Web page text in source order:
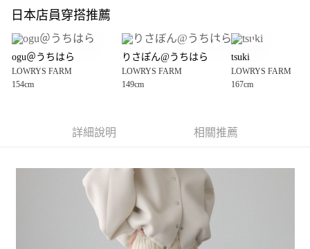
全盈+PAY
大哥付你分期
【大哥付你分期使用說明】
1.本服務由台灣大哥大提供，台灣大哥大用戶可立即使用無須另外申請。
2.付款方式選擇「大哥付你分期」，訂單成立後會自動跳轉到大哥付的交易
3.實際核准額度、可分期數及費用金額請依後續交易確認頁面所載為準。
4.訂單成立30分鐘內，如未前往確認交易或遇審核未通過，訂單將自動取
1.分期款項不併入電信帳單，「大哥付你分期」於每月結算日後寄送繳費提
2.透過簡訊連結打開帳單後，可選擇「超商條碼／台灣大直營門市／銀行轉
帳／街口支付／iPASS MONEY」等通路繳費。
AFTEE先享後付
３．安心：先確認商品／服務後，再付款。
【「AFTEE先享後付」結帳流程】
１．於結帳方式選擇「AFTEE先享後付」後，將跳轉至「AFTEE先享後付」
結帳頁面，進行簡訊認證並確認金額後，即可完成結帳。
２．訂單成立數日內，您將收到繳費通知簡訊。
３．收到繳費通知簡訊後14天內，點擊此簡訊中的連結，可透過四大超商／
每筆NT$80，滿NT$888(含以上)免運費
每筆NT$80，滿NT$888(含以上)免運費
日本店員穿搭推薦
ogu＠うちはら
LOWRYS FARM
154cm
りさぽん@うちはら
LOWRYS FARM
149cm
tsuki
LOWRYS FARM
167cm
詳細說明 相關推薦